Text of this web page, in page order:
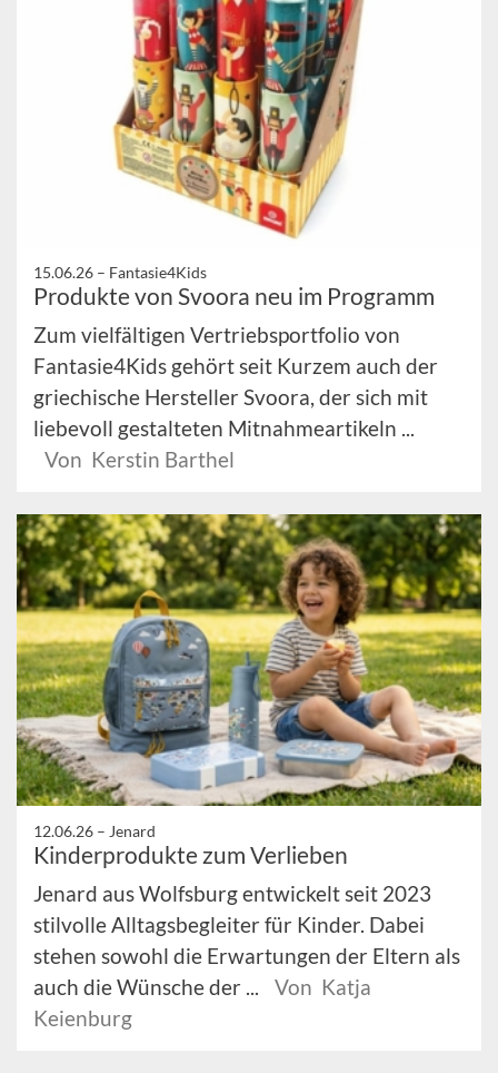
15.06.26 – Fantasie4Kids
Produkte von Svoora neu im Programm
Zum vielfältigen Vertriebsportfolio von
Fantasie4Kids gehört seit Kurzem auch der
griechische Hersteller Svoora, der sich mit
liebevoll gestalteten Mitnahmeartikeln ...
Von Kerstin Barthel
12.06.26 – Jenard
Kinderprodukte zum Verlieben
Jenard aus Wolfsburg entwickelt seit 2023
stilvolle Alltagsbegleiter für Kinder. Dabei
stehen sowohl die Erwartungen der Eltern als
auch die Wünsche der ...
Von Katja
Keienburg